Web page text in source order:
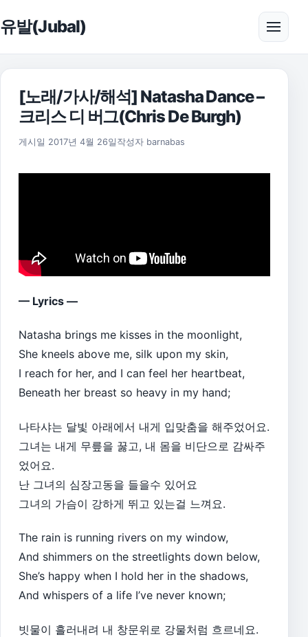
유발(Jubal) 메뉴
[노래/가사/해석] Natasha Dance –
크리스 디 버그(Chris De Burgh)
게시일 2017년 4월 26일 2021년 7월 21일
작성자 barnabas
— Lyrics —
Natasha brings me kisses in the moonlight,
She kneels above me, silk upon my skin,
I reach for her, and I can feel her heartbeat,
Beneath her breast so heavy in my hand;
나타샤는 달빛 아래에서 내게 입맞춤을 해주었어요.
그녀는 내게 무릎을 꿇고, 내 몸을 비단으로 감싸주
었어요.
난 그녀의 심장고동을 들을수 있어요
그녀의 가슴이 강하게 뛰고 있는걸 느껴요.
The rain is running rivers on my window,
And shimmers on the streetlights down below,
She’s happy when I hold her in the shadows,
And whispers of a life I’ve never known;
빗물이 흘러내려 내 창문위로 강물처럼 흐르네요.